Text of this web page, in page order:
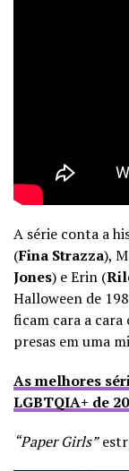
A série conta a
(Fina Strazza),
Jones) e Erin (
Halloween de
ficam cara a cara
presas em uma
As melhores
LGBTQIA+ de
“Paper Girls”